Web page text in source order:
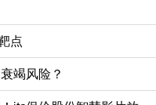
点
竭风险？